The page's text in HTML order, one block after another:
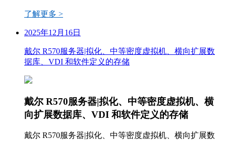
了解更多 >
2025年12月16日
戴尔 R570服务器|拟化、中等密度虚拟机、横向扩展数
据库、VDI 和软件定义的存储
戴尔 R570服务器|拟化、中等密度虚拟机、横
向扩展数据库、VDI 和软件定义的存储
戴尔 R570服务器|拟化、中等密度虚拟机、横向扩展数